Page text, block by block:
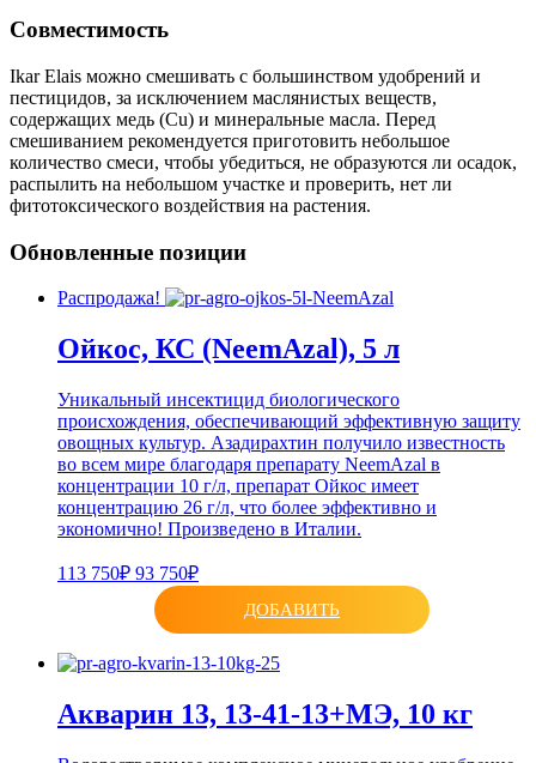
Совместимость
Ikar Elais можно смешивать с большинством удобрений и
пестицидов, за исключением маслянистых веществ,
содержащих медь (Cu) и минеральные масла. Перед
смешиванием рекомендуется приготовить небольшое
количество смеси, чтобы убедиться, не образуются ли осадок,
распылить на небольшом участке и проверить, нет ли
фитотоксического воздействия на растения.
Обновленные позиции
Распродажа!
Ойкос, КС (NeemAzal), 5 л
Уникальный инсектицид биологического
происхождения, обеспечивающий эффективную защиту
овощных культур. Азадирахтин получило известность
во всем мире благодаря препарату NeemAzal в
концентрации 10 г/л, препарат Ойкос имеет
концентрацию 26 г/л, что более эффективно и
экономично! Произведено в Италии.
113 750₽ 93 750₽
ДОБАВИТЬ
Акварин 13, 13-41-13+МЭ, 10 кг